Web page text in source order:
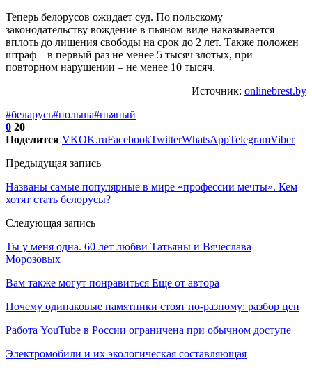
Теперь белорусов ожидает суд. По польскому
законодательству вождение в пьяном виде наказывается
вплоть до лишения свободы на срок до 2 лет. Также положен
штраф – в первый раз не менее 5 тысяч злотых, при
повторном нарушении – не менее 10 тысяч.
Источник: onlinebrest.by
#беларусь#польша#пьяный
0 20
Поделится VKOK.ruFacebookTwitterWhatsAppTelegramViber
Предыдущая запись
Названы самые популярные в мире «профессии мечты». Кем
хотят стать белорусы?
Следующая запись
Ты у меня одна. 60 лет любви Татьяны и Вячеслава
Морозовых
Вам также могут понравиться Еще от автора
Почему одинаковые памятники стоят по-разному: разбор цен
Работа YouTube в России ограничена при обычном доступе
Электромобили и их экологическая составляющая